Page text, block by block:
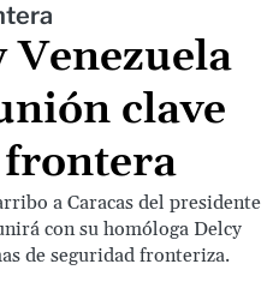
Venezuela
clave
a Caracas del presidente
con su homóloga Delcy
de seguridad fronteriza.